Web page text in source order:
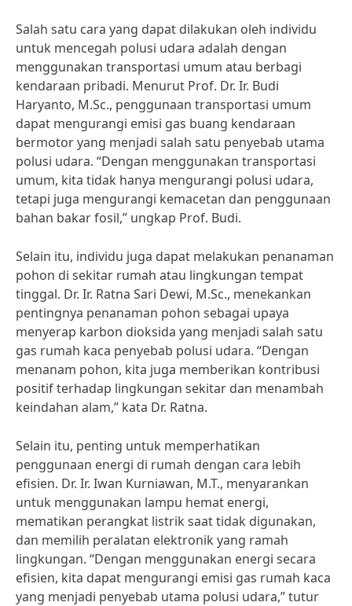
Salah satu cara yang dapat dilakukan oleh individu
untuk mencegah polusi udara adalah dengan
menggunakan transportasi umum atau berbagi
kendaraan pribadi. Menurut Prof. Dr. Ir. Budi
Haryanto, M.Sc., penggunaan transportasi umum
dapat mengurangi emisi gas buang kendaraan
bermotor yang menjadi salah satu penyebab utama
polusi udara. “Dengan menggunakan transportasi
umum, kita tidak hanya mengurangi polusi udara,
tetapi juga mengurangi kemacetan dan penggunaan
bahan bakar fosil,” ungkap Prof. Budi.
Selain itu, individu juga dapat melakukan penanaman
pohon di sekitar rumah atau lingkungan tempat
tinggal. Dr. Ir. Ratna Sari Dewi, M.Sc., menekankan
pentingnya penanaman pohon sebagai upaya
menyerap karbon dioksida yang menjadi salah satu
gas rumah kaca penyebab polusi udara. “Dengan
menanam pohon, kita juga memberikan kontribusi
positif terhadap lingkungan sekitar dan menambah
keindahan alam,” kata Dr. Ratna.
Selain itu, penting untuk memperhatikan
penggunaan energi di rumah dengan cara lebih
efisien. Dr. Ir. Iwan Kurniawan, M.T., menyarankan
untuk menggunakan lampu hemat energi,
mematikan perangkat listrik saat tidak digunakan,
dan memilih peralatan elektronik yang ramah
lingkungan. “Dengan menggunakan energi secara
efisien, kita dapat mengurangi emisi gas rumah kaca
yang menjadi penyebab utama polusi udara,” tutur